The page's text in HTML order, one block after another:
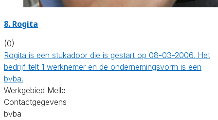
8. Rogita
(0)
Rogita is een stukadoor die is gestart op 08-03-2006. Het
bedrijf telt 1 werknemer en de ondernemingsvorm is een
bvba.
Werkgebied Melle
Contactgegevens
bvba